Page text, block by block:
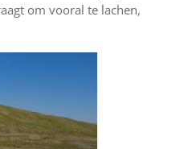
om vooral te lachen,